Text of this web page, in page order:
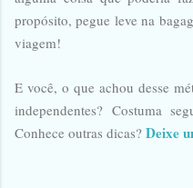
propósito, pegue leve na
viagem!
E você, o que achou desse
independentes? Costuma
Conhece outras dicas? Deixe